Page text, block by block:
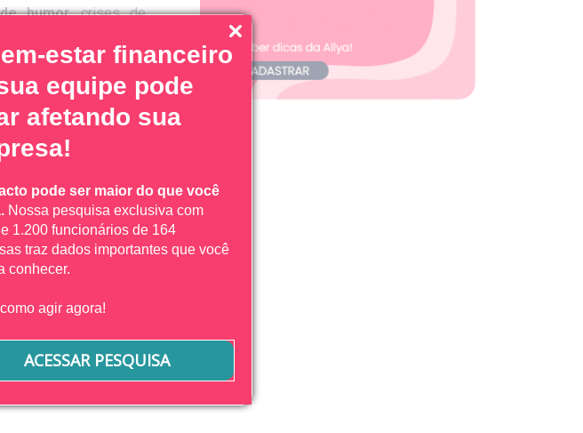
estar financeiro
equipe pode
afetando sua
pode ser maior do que você
Nossa pesquisa exclusiva com
1.200 funcionários de 164
traz dados importantes que você
conhecer.
agir agora!
ACESSAR PESQUISA
humor, crises de
não consegue ter um
também afetam
no dia a dia e,
resultado suficiente.
produção dos
pelas situações